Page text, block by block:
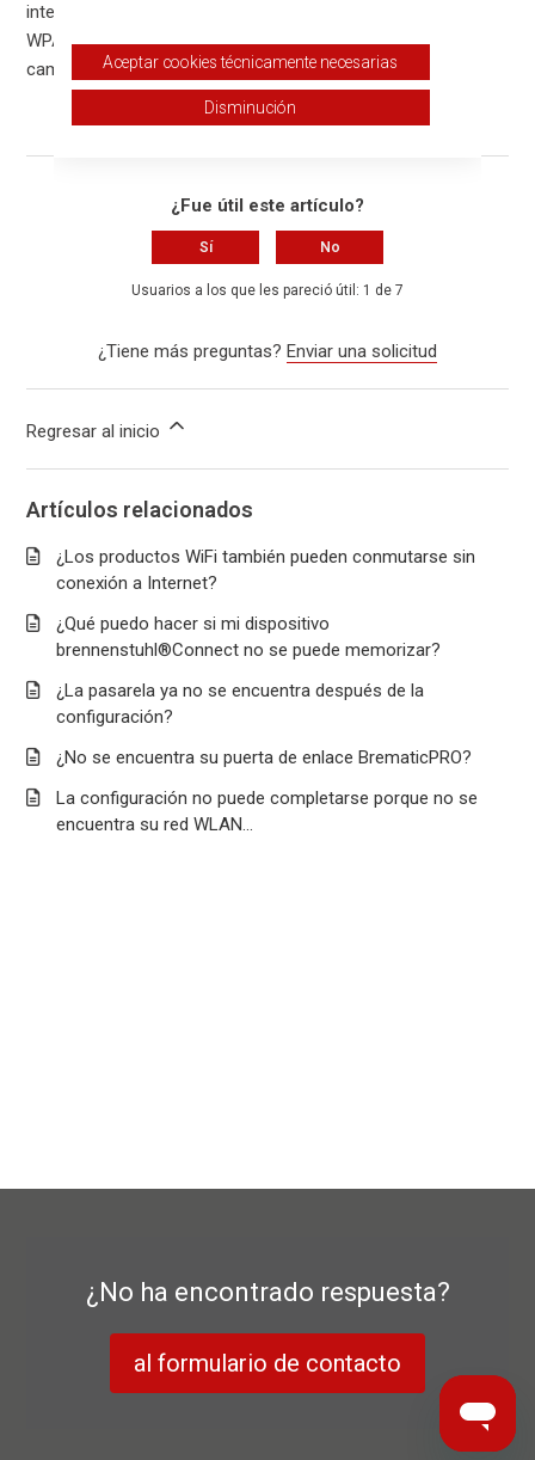
interrupciones de la red WLAN si se selecciona el cifrado
WPA2 (CCMP). En este caso, el cifrado WLAN debe
cambiarse a WPA+WPA2 o WPA2.
¿Fue útil este artículo?
Sí No
Usuarios a los que les pareció útil: 1 de 7
¿Tiene más preguntas? Enviar una solicitud
Regresar al inicio
Artículos relacionados
¿Los productos WiFi también pueden conmutarse sin
conexión a Internet?
¿Qué puedo hacer si mi dispositivo
brennenstuhl®Connect no se puede memorizar?
¿La pasarela ya no se encuentra después de la
configuración?
¿No se encuentra su puerta de enlace BrematicPRO?
La configuración no puede completarse porque no se
encuentra su red WLAN...
¿No ha encontrado respuesta?
al formulario de contacto
Aceptar cookies técnicamente necesarias
Disminución